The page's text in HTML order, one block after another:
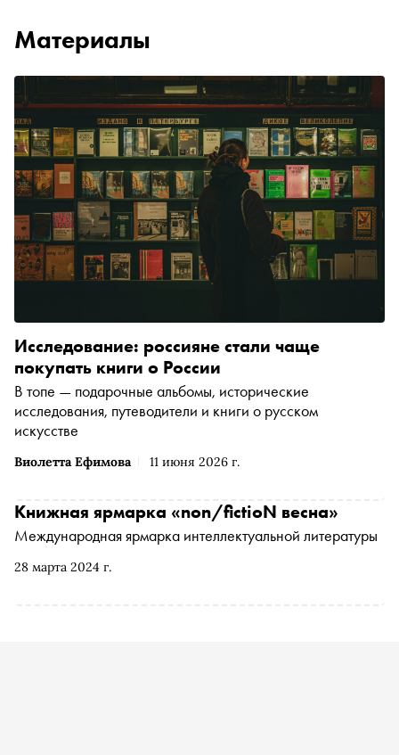
Материалы
Виолетта Ефимова 11 июня 2026 г.
Исследование: россияне стали чаще
покупать книги о России
В топе — подарочные альбомы, исторические
исследования, путеводители и книги о русском
искусстве
28 марта 2024 г.
Книжная ярмарка «non/fictioN весна»
Международная ярмарка интеллектуальной литературы